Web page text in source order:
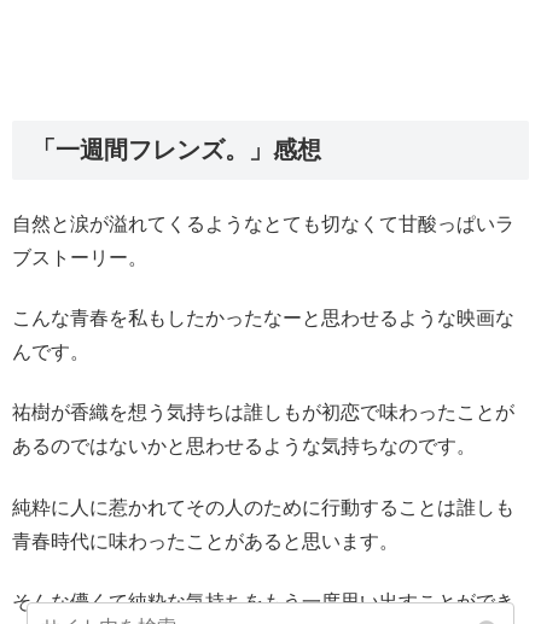
「一週間フレンズ。」感想
自然と涙が溢れてくるようなとても切なくて甘酸っぱいラ
ブストーリー。
こんな青春を私もしたかったなーと思わせるような映画な
んです。
祐樹が香織を想う気持ちは誰しもが初恋で味わったことが
あるのではないかと思わせるような気持ちなのです。
純粋に人に惹かれてその人のために行動することは誰しも
青春時代に味わったことがあると思います。
そんな儚くて純粋な気持ちをもう一度思い出すことができ